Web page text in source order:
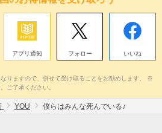
アプリ通知 フォロー いいね
りますので、併せて受け取ることをお勧めします。 ※
ご了承ください。
YOU 僕らはみんな死んでいる♪